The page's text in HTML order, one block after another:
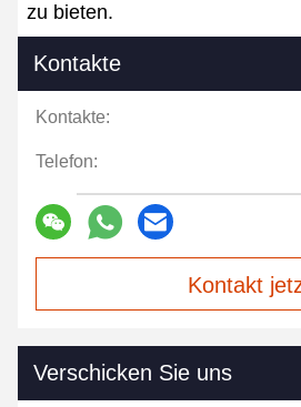
zu bieten.
Kontakte
Kontakte:
Telefon:
Kontakt
Verschicken Sie uns